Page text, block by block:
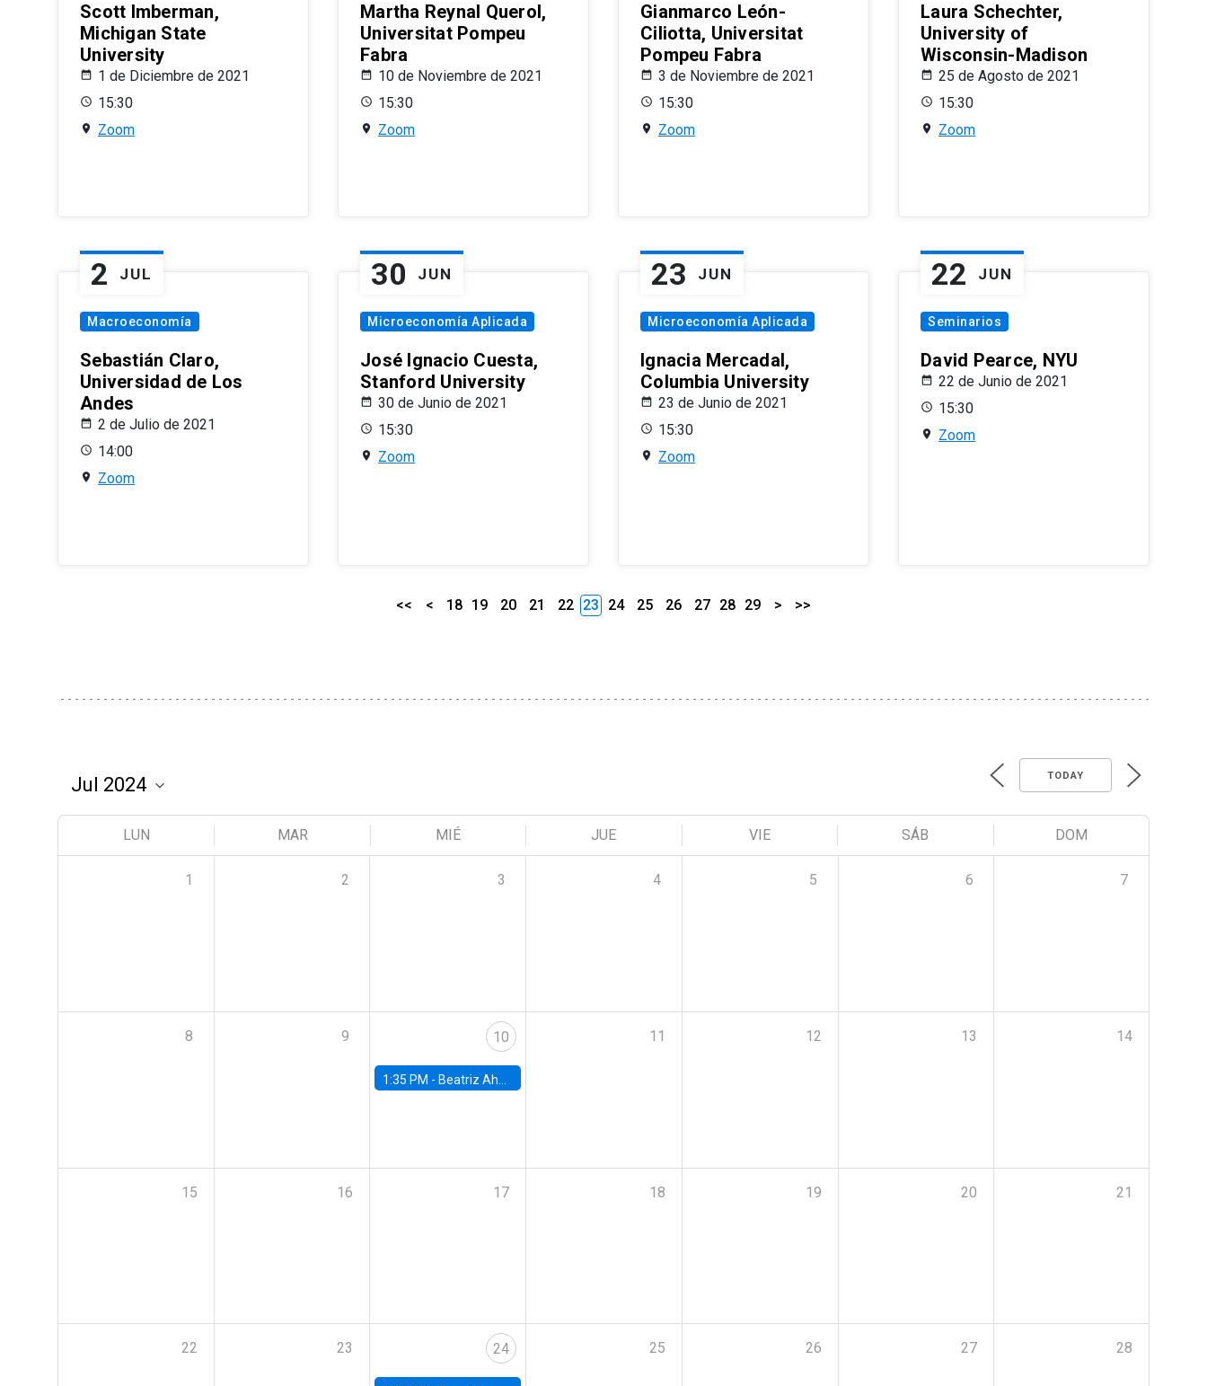
Scott Imberman,
Michigan State
University
1 de Diciembre de 2021
15:30
Zoom
Martha Reynal Querol,
Universitat Pompeu
Fabra
10 de Noviembre de 2021
15:30
Zoom
Gianmarco León-
Ciliotta, Universitat
Pompeu Fabra
3 de Noviembre de 2021
15:30
Zoom
Laura Schechter,
University of
Wisconsin-Madison
25 de Agosto de 2021
15:30
Zoom
2 JUL
Macroeconomía
Sebastián Claro,
Universidad de Los
Andes
2 de Julio de 2021
14:00
Zoom
30 JUN
Microeconomía Aplicada
José Ignacio Cuesta,
Stanford University
30 de Junio de 2021
15:30
Zoom
23 JUN
Microeconomía Aplicada
Ignacia Mercadal,
Columbia University
23 de Junio de 2021
15:30
Zoom
22 JUN
Seminarios
David Pearce, NYU
22 de Junio de 2021
15:30
Zoom
<< < 18 19 20 21 22 23 24 25 26 27 28 29 > >>
TODAY
LUN MAR MIÉ JUE VIE SÁB DOM
1 2 3 4 5 6 7
8 9 10
1:35 PM - Beatriz Ahumada, PhD candidate, Universidad de Pittsburgh
11 12 13 14
15 16 17 18 19 20 21
22 23 24 25 26 27 28